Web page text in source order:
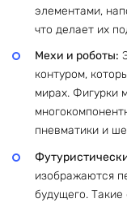
элементами,
что делает их
Мехи и роботы:
контуром,
мирах. Фигурки
пневматики и
изображаются
будущего.